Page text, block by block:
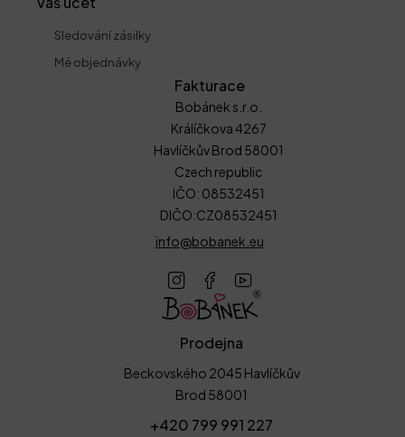
Prodejna
Beckovského 2045 Havlíčkův
Brod 58001
+420 799 991 227
Sledování zásilky
Mé objednávky
Fakturace
Bobánek s.r.o.
Králíčkova 4267
Havlíčkův Brod 58001
Czech republic
IČO: 08532451
DIČO:CZ08532451
info@bobanek.eu